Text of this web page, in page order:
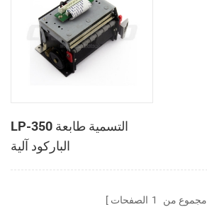
LP-350 التسمية طابعة
الباركود آلية
مجموع من 1 الصفحات